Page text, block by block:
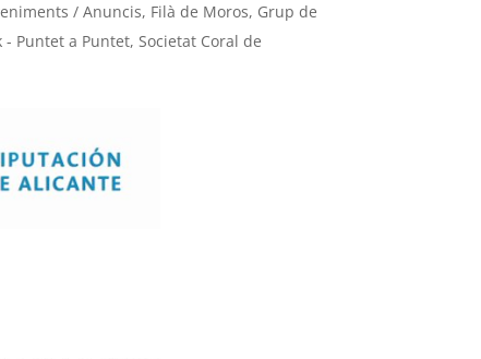
/ Anuncis, Filà de Moros, Grup de
- Puntet a Puntet,Societat Coral de